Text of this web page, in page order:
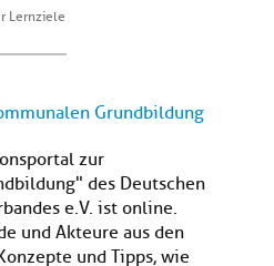
Lernziele
Grundbildung
zur
des Deutschen
e.V. ist online.
und Akteure aus den
und Tipps, wie